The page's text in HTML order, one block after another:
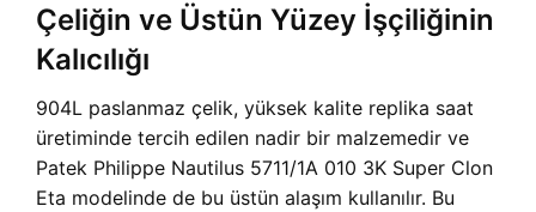
Çeliğin ve Üstün Yüzey İşçiliğinin
Kalıcılığı
904L paslanmaz çelik, yüksek kalite replika saat
üretiminde tercih edilen nadir bir malzemedir ve
Patek Philippe Nautilus 5711/1A 010 3K Super Clon
Eta modelinde de bu üstün alaşım kullanılır. Bu